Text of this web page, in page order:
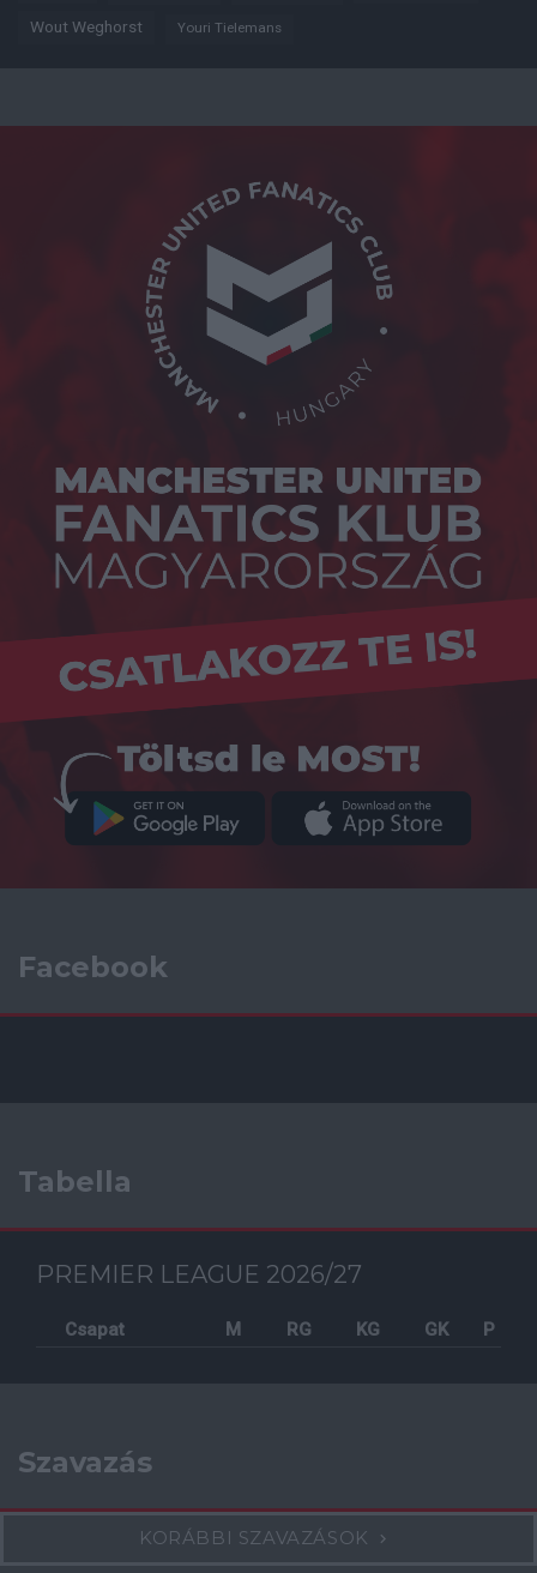
Wout Weghorst Youri Tielemans
Facebook
Tabella
PREMIER LEAGUE 2026/27
Csapat M RG KG GK P
Szavazás
KORÁBBI SZAVAZÁSOK